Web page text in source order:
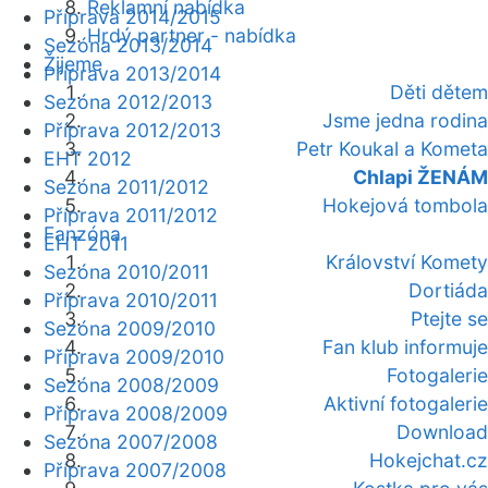
Reklamní nabídka
Hrdý partner - nabídka
Žijeme
Děti dětem
Jsme jedna rodina
Petr Koukal a Kometa
Chlapi ŽENÁM
Hokejová tombola
Fanzóna
Království Komety
Dortiáda
Ptejte se
Fan klub informuje
Fotogalerie
Aktivní fotogalerie
Download
Hokejchat.cz
Příprava 2014/2015
Sezóna 2013/2014
Příprava 2013/2014
Sezóna 2012/2013
Příprava 2012/2013
EHT 2012
Sezóna 2011/2012
Příprava 2011/2012
EHT 2011
Sezóna 2010/2011
Příprava 2010/2011
Sezóna 2009/2010
Příprava 2009/2010
Sezóna 2008/2009
Příprava 2008/2009
Sezóna 2007/2008
Příprava 2007/2008